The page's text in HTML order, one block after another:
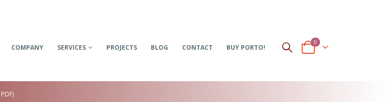
COMPANY SERVICES PROJECTS BLOG CONTACT BUY PORTO!
0